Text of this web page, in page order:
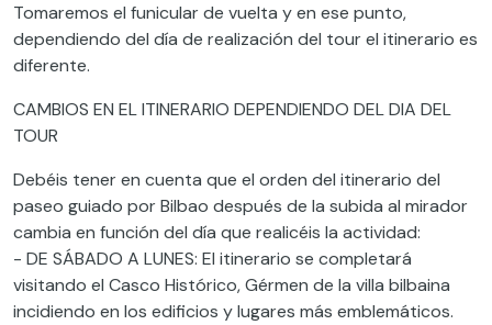
Tomaremos el funicular de vuelta y en ese punto,
dependiendo del día de realización del tour el itinerario es
diferente.
CAMBIOS EN EL ITINERARIO DEPENDIENDO DEL DIA DEL
TOUR
Debéis tener en cuenta que el orden del itinerario del
paseo guiado por Bilbao después de la subida al mirador
cambia en función del día que realicéis la actividad:
- DE SÁBADO A LUNES: El itinerario se completará
visitando el Casco Histórico, Gérmen de la villa bilbaina
incidiendo en los edificios y lugares más emblemáticos.